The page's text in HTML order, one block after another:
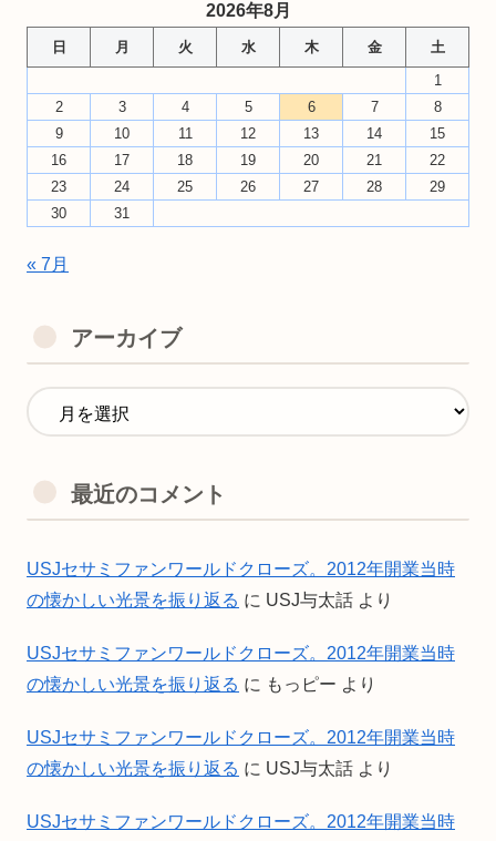
2026年8月
日 月 火 水 木 金
土
1
2
3 4 5 6 7
8
9
10 11 12 13 14
15
16
17 18 19 20 21
22
23
24 25 26 27 28
29
30
31
« 7月
アーカイブ
最近のコメント
USJセサミファンワールドクローズ。2012年開業当時
の懐かしい光景を振り返る に USJ与太話 より
USJセサミファンワールドクローズ。2012年開業当時
の懐かしい光景を振り返る に もっピー より
USJセサミファンワールドクローズ。2012年開業当時
の懐かしい光景を振り返る に USJ与太話 より
USJセサミファンワールドクローズ。2012年開業当時